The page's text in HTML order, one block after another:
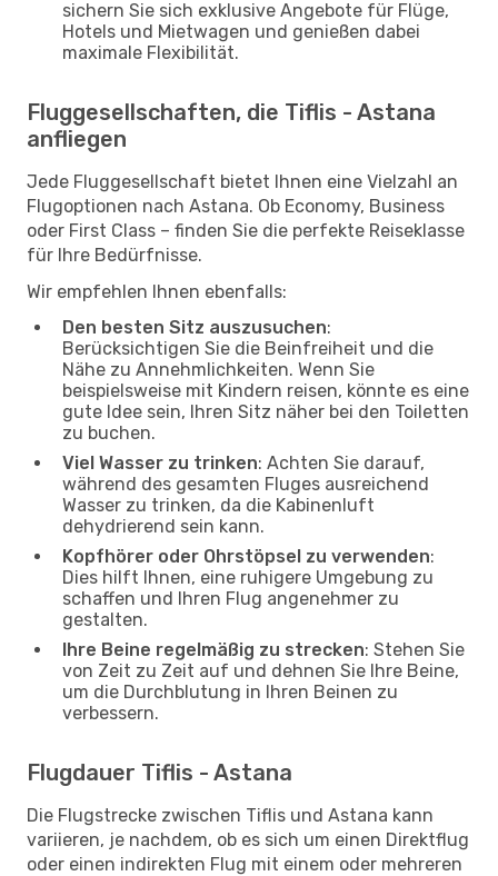
sichern Sie sich exklusive Angebote für Flüge,
Hotels und Mietwagen und genießen dabei
maximale Flexibilität.
Fluggesellschaften, die Tiflis - Astana
anfliegen
Jede Fluggesellschaft bietet Ihnen eine Vielzahl an
Flugoptionen nach Astana. Ob Economy, Business
oder First Class – finden Sie die perfekte Reiseklasse
für Ihre Bedürfnisse.
Wir empfehlen Ihnen ebenfalls:
Den besten Sitz auszusuchen:
Berücksichtigen Sie die Beinfreiheit und die
Nähe zu Annehmlichkeiten. Wenn Sie
beispielsweise mit Kindern reisen, könnte es eine
gute Idee sein, Ihren Sitz näher bei den Toiletten
zu buchen.
Viel Wasser zu trinken: Achten Sie darauf,
während des gesamten Fluges ausreichend
Wasser zu trinken, da die Kabinenluft
dehydrierend sein kann.
Kopfhörer oder Ohrstöpsel zu verwenden:
Dies hilft Ihnen, eine ruhigere Umgebung zu
schaffen und Ihren Flug angenehmer zu
gestalten.
Ihre Beine regelmäßig zu strecken: Stehen Sie
von Zeit zu Zeit auf und dehnen Sie Ihre Beine,
um die Durchblutung in Ihren Beinen zu
verbessern.
Flugdauer Tiflis - Astana
Die Flugstrecke zwischen Tiflis und Astana kann
variieren, je nachdem, ob es sich um einen Direktflug
oder einen indirekten Flug mit einem oder mehreren